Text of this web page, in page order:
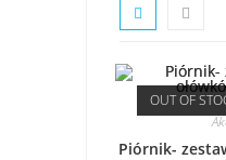
OUT OF
Piórnik-